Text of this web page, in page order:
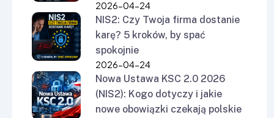
2026-04-24
NIS2: Czy Twoja firma dostanie
karę? 5 kroków, by spać
spokojnie
2026-04-24
Nowa Ustawa KSC 2.0 2026
(NIS2): Kogo dotyczy i jakie
nowe obowiązki czekają polskie